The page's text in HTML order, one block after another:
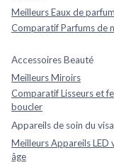
Meilleurs Eaux de parfum
Comparatif Parfums de
Accessoires Beauté
Meilleurs Miroirs
Comparatif Lisseurs et
boucler
Appareils de soin du
Meilleurs Appareils LED
âge